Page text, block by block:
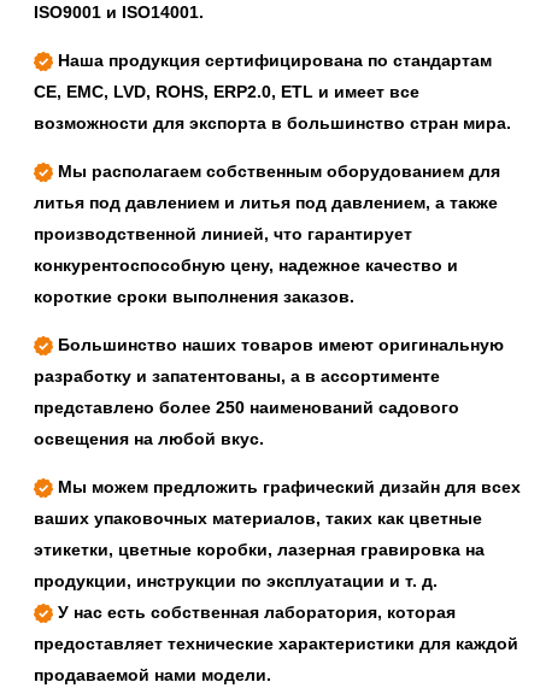
ISO9001 и ISO14001.
Наша продукция сертифицирована по стандартам
CE, EMC, LVD, ROHS, ERP2.0, ETL и имеет все
возможности для экспорта в большинство стран мира.
Мы располагаем собственным оборудованием для
литья под давлением и литья под давлением, а также
производственной линией, что гарантирует
конкурентоспособную цену, надежное качество и
короткие сроки выполнения заказов.
Большинство наших товаров имеют оригинальную
разработку и запатентованы, а в ассортименте
представлено более 250 наименований садового
освещения на любой вкус.
Мы можем предложить графический дизайн для всех
ваших упаковочных материалов, таких как цветные
этикетки, цветные коробки, лазерная гравировка на
продукции, инструкции по эксплуатации и т. д.
У нас есть собственная лаборатория, которая
предоставляет технические характеристики для каждой
продаваемой нами модели.